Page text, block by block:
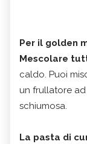
Per il golden
Mescolare
caldo. Puoi
un frullatore
schiumosa.
La pasta di